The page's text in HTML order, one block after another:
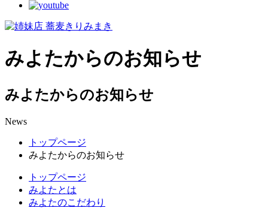
みよたからのお知らせ
みよたからのお知らせ
News
トップページ
みよたからのお知らせ
トップページ
みよたとは
みよたのこだわり